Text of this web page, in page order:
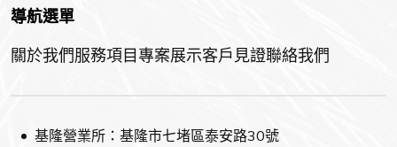
導航選單
關於我們服務項目專案展示客戶見證聯絡我們
基隆營業所：基隆市七堵區泰安路30號